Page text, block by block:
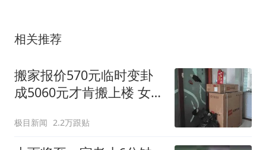
相关推荐
搬家报价570元临时变卦
成5060元才肯搬上楼 女子
极目新闻 2.2万跟贴